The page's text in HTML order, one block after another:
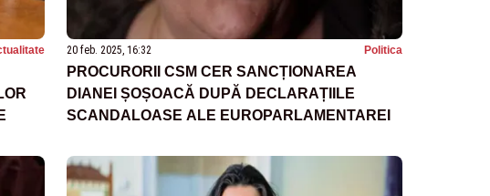
20 feb. 2025, 16:32 Politica
PROCURORII CSM CER SANCȚIONAREA
DIANEI ȘOȘOACĂ DUPĂ DECLARAȚIILE
SCANDALOASE ALE EUROPARLAMENTAREI